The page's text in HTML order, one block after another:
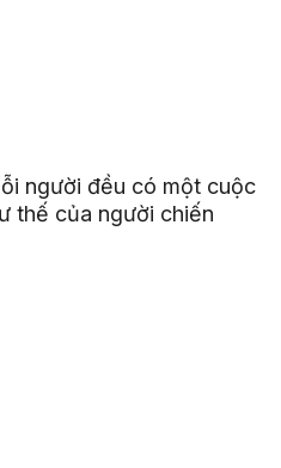
người đều có một cuộc
thế của người chiến